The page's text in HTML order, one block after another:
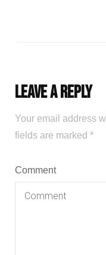
Leave a Reply
Your email address
fields are marked *
Comment